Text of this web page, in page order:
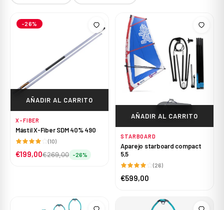
-26%
AÑADIR AL CARRITO
X-FIBER
Mástil X-Fiber SDM 40% 490
(10)
€199,00€269,00 -26%
AÑADIR AL CARRITO
STARBOARD
Aparejo starboard compact
5,5
(26)
€599,00